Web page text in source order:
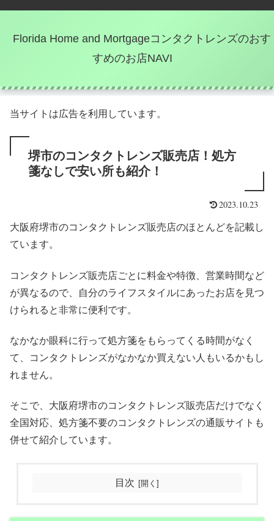
Florida Home and Mortgageコンタクトレンズのおす
すめのお店NAVI
当サイトは広告を利用しています。
堺市のコンタクトレンズ販売店！処方
箋なしで安い所も紹介！
2023.10.23
大阪府堺市のコンタクトレンズ販売店のほとんどを記載し
ています。
コンタクトレンズ販売店ごとに料金や特徴、営業時間など
が異なるので、自分のライフスタイルにあったお店を見つ
けられると非常に便利です。
なかなか眼科に行って処方箋をもらってくる時間がなく
て、コンタクトレンズがなかなか買えない人もいるかもし
れません。
そこで、大阪府堺市のコンタクトレンズ販売店だけでなく
全国対応、処方箋不要のコンタクトレンズの通販サイトも
併せて紹介しています。
目次